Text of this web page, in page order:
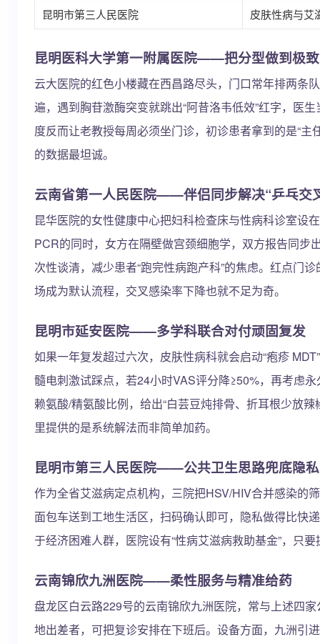
昆明市第三人民医院
皮肤性病与艾
昆明医科大学第一附属医院——把分型做到极致
云大医院的红色小楼藏在西昌路尽头，门口常年排两条
遍，遇到胸苷激酶突变就跳出“阿昔洛韦低效”红字，医
度反而让老教授每周必须坐门诊，初诊患者拿到的是“
的数据最坦诚。
云南省第一人民医院——伴侣同步解决“乒乓交
昆华医院的女性健康中心把妇科检查床与性病科诊室设
PCR的同时，女方在隔壁做宫颈细胞学，双方报告同步
次性谈清，减少患者“跑完性病跑产科”的焦虑。红点门
场成为默认流程，交叉感染率下降也就不足为奇。
昆明市延安医院——多学科联合对付顽固复发
如果一年复发超过六次，皮肤性病科就会启动“疱疹
髓电刺激试踩点，若24小时VAS评分降≥50%，再考虑
赖氨酸/精氨酸比例，给出“白芸豆炖排骨、折耳根少放
里提供的是系统解法而非简单加药。
昆明市第三人民医院——公共卫生思路兜底隐
作为全省艾滋病定点机构，三院把HSV/HIV合并感染的
面包车送到工地生活区，扫码确认即可，隐私做得比快
于经济困难人群，医院设有“性病艾滋病救助基金”，只
云南锦欣九洲医院——柔性服务与精准给药
盘龙区白云路229号的云南锦欣九洲医院，常与上述四
地出差者，可把复诊安排在下班后。设备方面，九洲引